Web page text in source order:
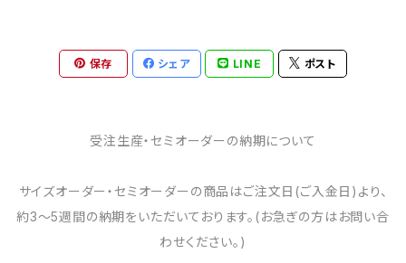
保存 シェア LINE ポスト
受注生産・セミオーダーの納期について
サイズオーダー・セミオーダーの商品はご注文日(ご入金日)より、
約3～5週間の納期をいただいております。(お急ぎの方はお問い合
わせください。)